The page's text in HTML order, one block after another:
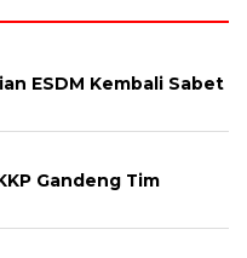
ESDM Kembali Sabet
Gandeng Tim